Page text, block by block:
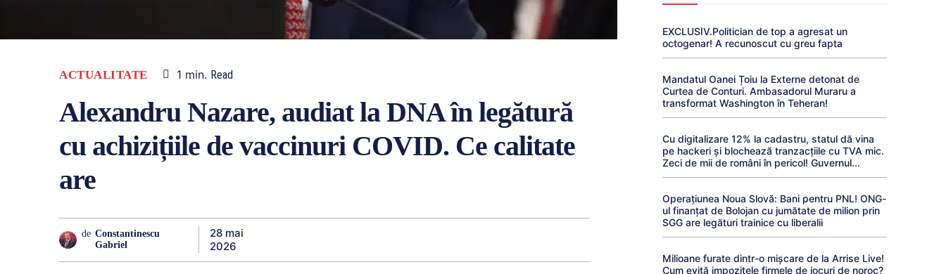
ACTUALITATE 1 min. Read
Alexandru Nazare, audiat la DNA în legătură
cu achizițiile de vaccinuri COVID. Ce calitate
are
de Constantinescu
Gabriel
28 mai
2026
EXCLUSIV.Politician de top a agresat un
octogenar! A recunoscut cu greu fapta
Mandatul Oanei Țoiu la Externe detonat de
Curtea de Conturi. Ambasadorul Muraru a
transformat Washington în Teheran!
Cu digitalizare 12% la cadastru, statul dă vina
pe hackeri și blochează tranzacțiile cu TVA mic.
Zeci de mii de români în pericol! Guvernul...
Operațiunea Noua Slovă: Bani pentru PNL! ONG-
ul finanțat de Bolojan cu jumătate de milion prin
SGG are legături trainice cu liberalii
Milioane furate dintr-o mișcare de la Arrise Live!
Cum evită impozitele firmele de jocuri de noroc?